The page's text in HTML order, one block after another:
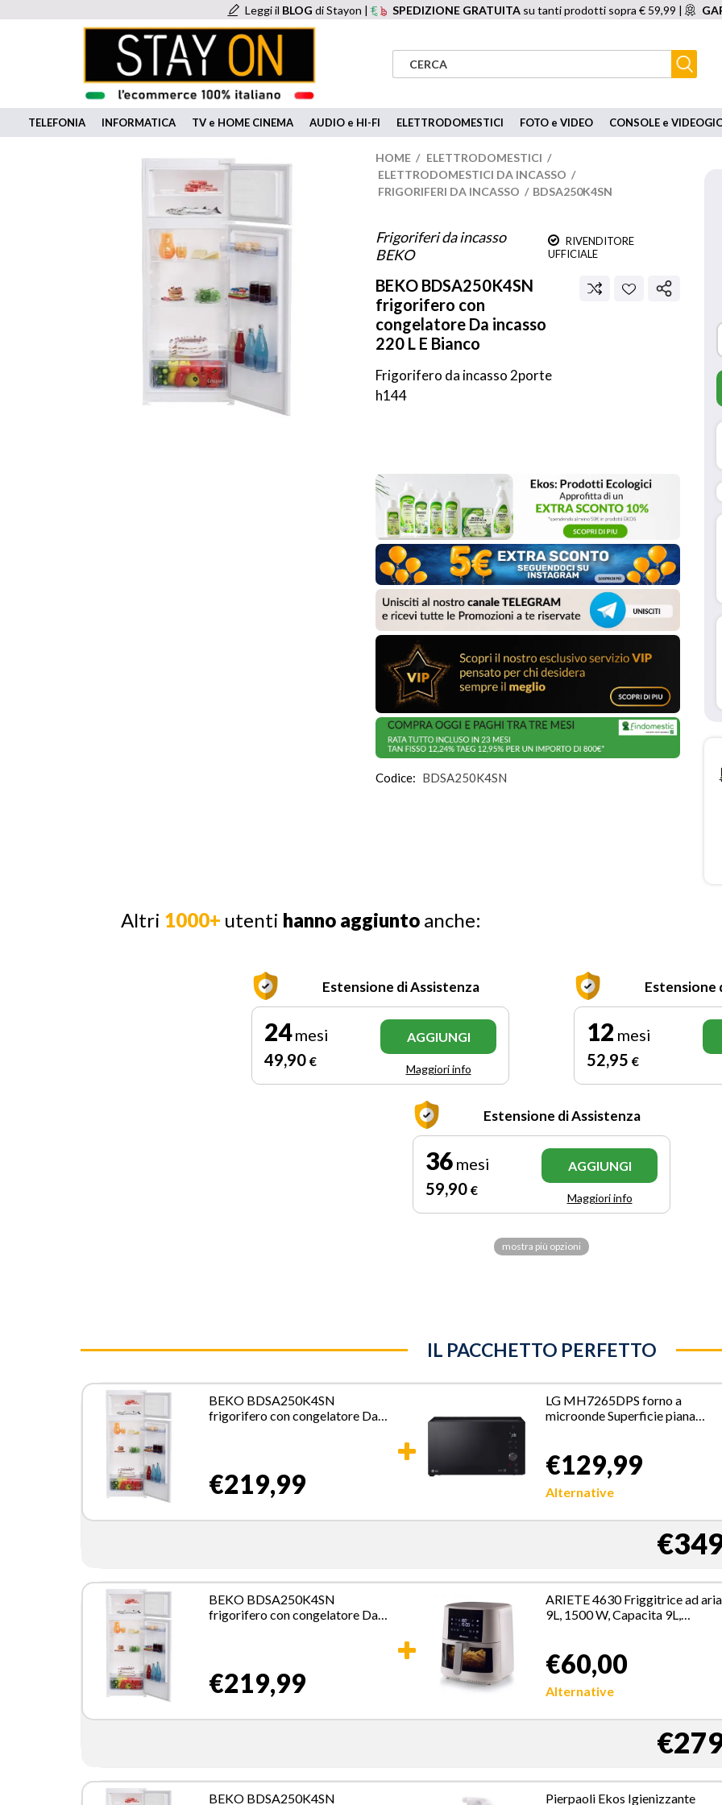
Leggi il BLOG di Stayon | SPEDIZIONE GRATUITA su tanti prodotti sopra € 59,99 |
TELEFONIA INFORMATICA TV e HOME CINEMA AUDIO e HI-FI ELETTRODOMESTICI FOTO e VIDEO CONSOLE e
HOME / ELETTRODOMESTICI /
ELETTRODOMESTICI DA INCASSO /
FRIGORIFERI DA INCASSO / BDSA250K4SN
Frigoriferi da incasso
BEKO
RIVENDITORE
UFFICIALE
BEKO BDSA250K4SN
frigorifero con
congelatore Da incasso
220 L E Bianco
Frigorifero da incasso 2porte
h144
Codice: BDSA250K4SN
Altri 1000+ utenti hanno aggiunto anche:
Estensione di Assistenza
24mesi
49,90 €
AGGIUNGI
Maggiori info
Estensione
12 mesi
52,95 €
Estensione di Assistenza
36 mesi
59,90 €
AGGIUNGI
Maggiori info
mostra più opzioni
IL PACCHETTO PERFETTO
BEKO BDSA250K4SN
frigorifero con congelatore Da
€219,99
LG MH7265DPS forno a
microonde Superficie piana
€129,99
Alternative
BEKO BDSA250K4SN
frigorifero con congelatore Da
€219,99
ARIETE 4630 Friggitrice ad aria
9L, 1500 W, Capacita 9L,
Temperatura fino a 200°,
Cestello trasparente per
controllo cottura, Bianco
€60,00
Alternative
BEKO BDSA250K4SN Pierpaoli Ekos Igienizzante